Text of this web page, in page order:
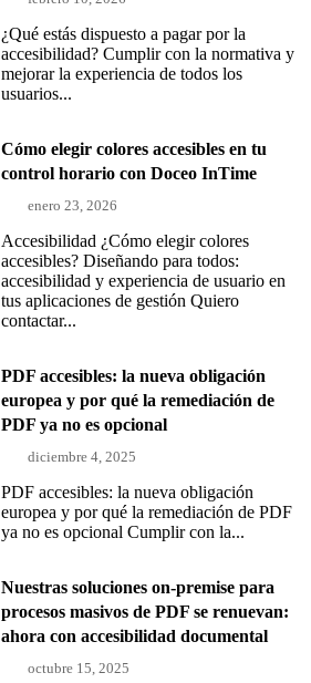
¿Qué estás dispuesto a pagar por la
accesibilidad? Cumplir con la normativa y
mejorar la experiencia de todos los
usuarios...
Cómo elegir colores accesibles en tu
control horario con Doceo InTime
enero 23, 2026
Accesibilidad ¿Cómo elegir colores
accesibles? Diseñando para todos:
accesibilidad y experiencia de usuario en
tus aplicaciones de gestión Quiero
contactar...
PDF accesibles: la nueva obligación
europea y por qué la remediación de
PDF ya no es opcional
diciembre 4, 2025
PDF accesibles: la nueva obligación
europea y por qué la remediación de PDF
ya no es opcional Cumplir con la...
Nuestras soluciones on-premise para
procesos masivos de PDF se renuevan:
ahora con accesibilidad documental
octubre 15, 2025